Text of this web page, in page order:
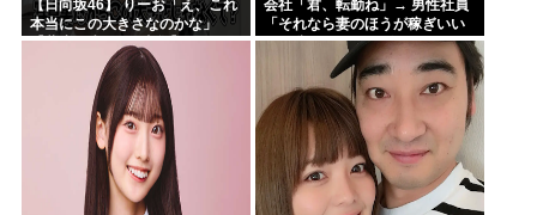
【日向坂46】 りーお「え、これ
本当にこの大きさなのかな」
【藤嶌果歩 1st写真集】
会社「君、転勤ね」→ 男性社員
「それなら妻のほうが稼ぎいい
んで辞めます」⇒ 結果・・・